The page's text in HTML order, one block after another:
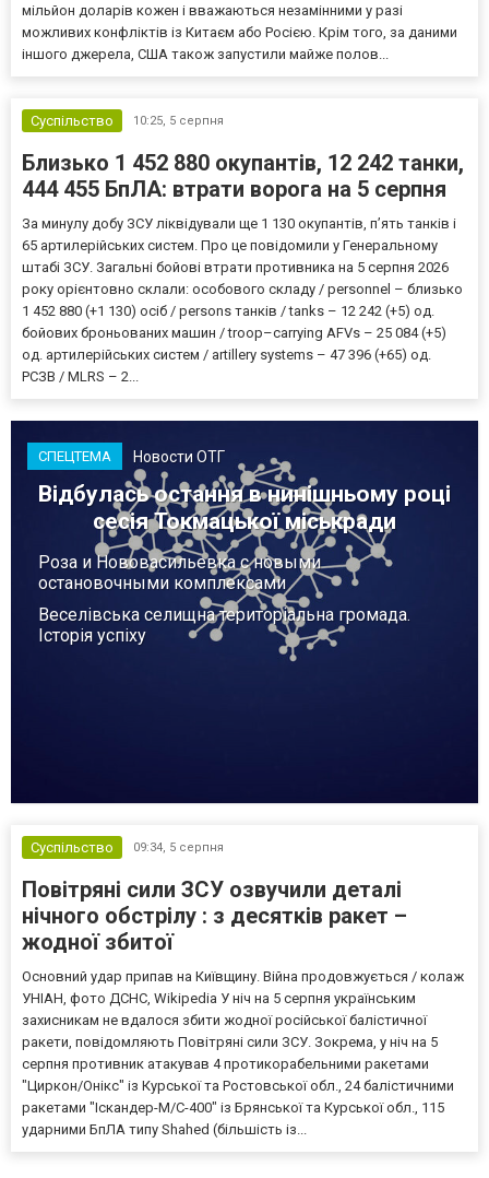
мільйон доларів кожен і вважаються незамінними у разі
можливих конфліктів із Китаєм або Росією. Крім того, за даними
іншого джерела, США також запустили майже полов...
Суспільство 10:25, 5 серпня
Близько 1 452 880 окупантів, 12 242 танки,
444 455 БпЛА: втрати ворога на 5 серпня
За минулу добу ЗСУ ліквідували ще 1 130 окупантів, пʼять танків і
65 артилерійських систем. Про це повідомили у Генеральному
штабі ЗСУ. Загальні бойові втрати противника на 5 серпня 2026
року орієнтовно склали: особового складу / personnel – близько
1 452 880 (+1 130) осіб / persons танків / tanks – 12 242 (+5) од.
бойових броньованих машин / troop–carrying AFVs – 25 084 (+5)
од. артилерійських систем / artillery systems – 47 396 (+65) од.
РСЗВ / MLRS – 2...
СПЕЦТЕМА Новости ОТГ
Відбулась остання в нинішньому році
сесія Токмацької міськради
Роза и Нововасильевка с новыми
остановочными комплексами
Веселівська селищна територіальна громада.
Історія успіху
Суспільство 09:34, 5 серпня
Повітряні сили ЗСУ озвучили деталі
нічного обстрілу : з десятків ракет –
жодної збитої
Основний удар припав на Київщину. Війна продовжується / колаж
УНІАН, фото ДСНС, Wikipedia У ніч на 5 серпня українським
захисникам не вдалося збити жодної російської балістичної
ракети, повідомляють Повітряні сили ЗСУ. Зокрема, у ніч на 5
серпня противник атакував 4 протикорабельними ракетами
"Циркон/Онікс" із Курської та Ростовської обл., 24 балістичними
ракетами "Іскандер-М/С-400" із Брянської та Курської обл., 115
ударними БпЛА типу Shahed (більшість із...